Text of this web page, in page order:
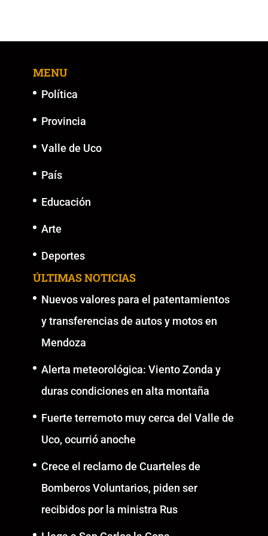
MENU
Política
Provincia
Valle de Uco
País
Educación
Arte
Deportes
ÚLTIMAS NOTICIAS
Nuevos valores para el patentamientos
y transferencias de autos y motos en
Mendoza
Alerta meteorológica: Viento Zonda y
duras condiciones en alta montaña
Fuerte terremoto muy cerca del Valle de
Uco, ocurrió anoche
Crece el reclamo de Cuarteles de
Bomberos Voluntarios, piden ser
recibidos por la ministra Rus